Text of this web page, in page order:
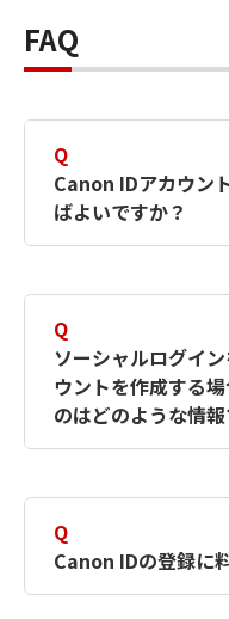
FAQ
Q
Canon IDアカウン
ばよいですか？
す。詳しい作成
何ですか？
ださい。
Q
ソーシャルログイ
ウントを作成する
のはどのような情報
択したサービ
簡単に作成でき
Canon IDの登
Q
Canon IDの登録に